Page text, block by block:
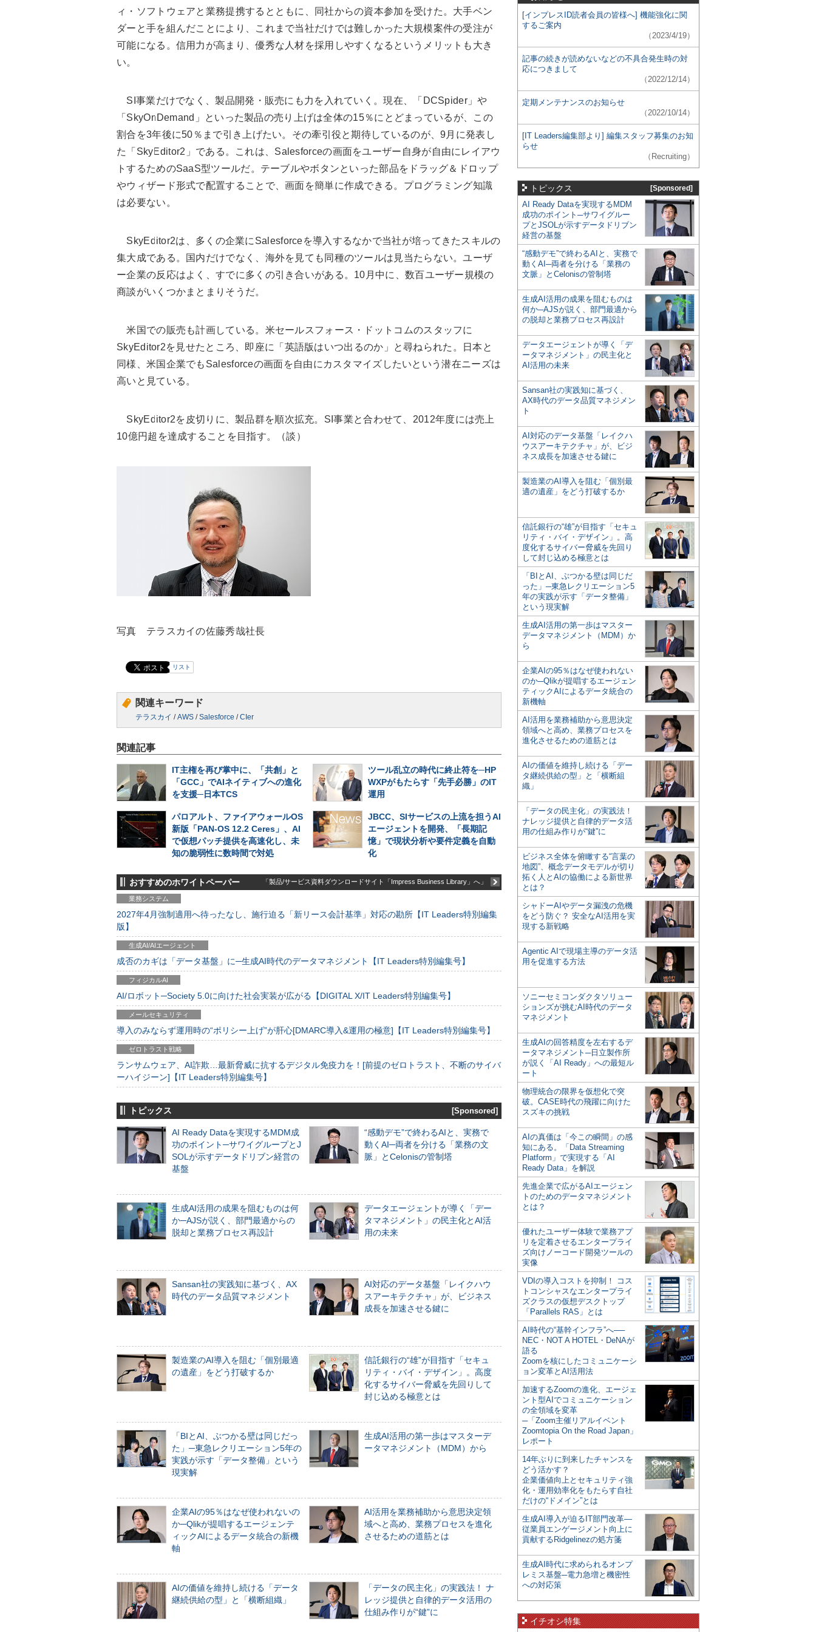
ィ・ソフトウェアと業務提携するとともに、同社からの資本参加を受けた。大手ベン
ダーと手を組んだことにより、これまで当社だけでは難しかった大規模案件の受注が
可能になる。信用力が高まり、優秀な人材を採用しやすくなるというメリットも大き
い。
SI事業だけでなく、製品開発・販売にも力を入れていく。現在、「DCSpider」や
「SkyOnDemand」といった製品の売り上げは全体の15％にとどまっているが、この
割合を3年後に50％まで引き上げたい。その牽引役と期待しているのが、9月に発表し
た「SkyEditor2」である。これは、Salesforceの画面をユーザー自身が自由にレイアウ
トするためのSaaS型ツールだ。テーブルやボタンといった部品をドラッグ＆ドロップ
やウィザード形式で配置することで、画面を簡単に作成できる。プログラミング知識
は必要ない。
SkyEditor2は、多くの企業にSalesforceを導入するなかで当社が培ってきたスキルの
集大成である。国内だけでなく、海外を見ても同種のツールは見当たらない。ユーザ
ー企業の反応はよく、すでに多くの引き合いがある。10月中に、数百ユーザー規模の
商談がいくつかまとまりそうだ。
米国での販売も計画している。米セールスフォース・ドットコムのスタッフに
SkyEditor2を見せたところ、即座に「英語版はいつ出るのか」と尋ねられた。日本と
同様、米国企業でもSalesforceの画面を自由にカスタマイズしたいという潜在ニーズは
高いと見ている。
SkyEditor2を皮切りに、製品群を順次拡充。SI事業と合わせて、2012年度には売上
10億円超を達成することを目指す。（談）
写真 テラスカイの佐藤秀哉社長
リスト
関連キーワード
テラスカイ /AWS /Salesforce /CIer
関連記事
IT主権を再び掌中に、「共創」と
「GCC」でAIネイティブへの進化
を支援─日本TCS
ツール乱立の時代に終止符を─HP
WXPがもたらす「先手必勝」のIT
運用
パロアルト、ファイアウォールOS
新版「PAN-OS 12.2 Ceres」、AI
で仮想パッチ提供を高速化し、未
知の脆弱性に数時間で対処
JBCC、SIサービスの上流を担うAI
エージェントを開発、「長期記
憶」で現状分析や要件定義を自動
化
おすすめのホワイトペーパー 「製品/サービス資料ダウンロードサイト「Impress Business Library」へ」
業務システム
2027年4月強制適用へ待ったなし、施行迫る「新リース会計基準」対応の勘所【IT Leaders特別編集
版】
生成AI/AIエージェント
成否のカギは「データ基盤」に─生成AI時代のデータマネジメント【IT Leaders特別編集号】
フィジカルAI
AI/ロボット─Society 5.0に向けた社会実装が広がる【DIGITAL X/IT Leaders特別編集号】
メールセキュリティ
導入のみならず運用時の“ポリシー上げ”が肝心[DMARC導入&運用の極意]【IT Leaders特別編集号】
ゼロトラスト戦略
ランサムウェア、AI詐欺…最新脅威に抗するデジタル免疫力を！[前提のゼロトラスト、不断のサイバ
ーハイジーン]【IT Leaders特別編集号】
トピックス [Sponsored]
AI Ready Dataを実現するMDM成
功のポイント─サワイグループとJ
SOLが示すデータドリブン経営の
基盤
“感動デモ”で終わるAIと、実務で
動くAI─両者を分ける「業務の文
脈」とCelonisの管制塔
生成AI活用の成果を阻むものは何
か─AJSが説く、部門最適からの
脱却と業務プロセス再設計
データエージェントが導く「デー
タマネジメント」の民主化とAI活
用の未来
Sansan社の実践知に基づく、AX
時代のデータ品質マネジメント
AI対応のデータ基盤「レイクハウ
スアーキテクチャ」が、ビジネス
成長を加速させる鍵に
製造業のAI導入を阻む「個別最適
の遺産」をどう打破するか
信託銀行の“雄”が目指す「セキュ
リティ・バイ・デザイン」。高度
化するサイバー脅威を先回りして
封じ込める極意とは
「BIとAI、ぶつかる壁は同じだっ
た」─東急レクリエーション5年の
実践が示す「データ整備」という
現実解
生成AI活用の第一歩はマスターデ
ータマネジメント（MDM）から
企業AIの95％はなぜ使われないの
か─Qlikが提唱するエージェンテ
ィックAIによるデータ統合の新機
軸
AI活用を業務補助から意思決定領
域へと高め、業務プロセスを進化
させるための道筋とは
AIの価値を維持し続ける「データ
継続供給の型」と「横断組織」
「データの民主化」の実践法！ ナ
レッジ提供と自律的データ活用の
仕組み作りが“鍵”に
[インプレスID読者会員の皆様へ] 機能強化に関
するご案内
（2023/4/19）
記事の続きが読めないなどの不具合発生時の対
応につきまして
（2022/12/14）
定期メンテナンスのお知らせ
（2022/10/14）
[IT Leaders編集部より] 編集スタッフ募集のお知
らせ
（Recruiting）
トピックス [Sponsored]
AI Ready Dataを実現するMDM
成功のポイント─サワイグルー
プとJSOLが示すデータドリブン
経営の基盤
“感動デモ”で終わるAIと、実務で
動くAI─両者を分ける「業務の
文脈」とCelonisの管制塔
生成AI活用の成果を阻むものは
何か─AJSが説く、部門最適から
の脱却と業務プロセス再設計
データエージェントが導く「デ
ータマネジメント」の民主化と
AI活用の未来
Sansan社の実践知に基づく、
AX時代のデータ品質マネジメン
ト
AI対応のデータ基盤「レイクハ
ウスアーキテクチャ」が、ビジ
ネス成長を加速させる鍵に
製造業のAI導入を阻む「個別最
適の遺産」をどう打破するか
信託銀行の“雄”が目指す「セキュ
リティ・バイ・デザイン」。高
度化するサイバー脅威を先回り
して封じ込める極意とは
「BIとAI、ぶつかる壁は同じだ
った」─東急レクリエーション5
年の実践が示す「データ整備」
という現実解
生成AI活用の第一歩はマスター
データマネジメント（MDM）か
ら
企業AIの95％はなぜ使われない
のか─Qlikが提唱するエージェン
ティックAIによるデータ統合の
新機軸
AI活用を業務補助から意思決定
領域へと高め、業務プロセスを
進化させるための道筋とは
AIの価値を維持し続ける「デー
タ継続供給の型」と「横断組
織」
「データの民主化」の実践法！
ナレッジ提供と自律的データ活
用の仕組み作りが“鍵”に
ビジネス全体を俯瞰する“言葉の
地図”、概念データモデルが切り
拓く人とAIの協働による新世界
とは？
シャドーAIやデータ漏洩の危機
をどう防ぐ？ 安全なAI活用を実
現する新戦略
Agentic AIで現場主導のデータ活
用を促進する方法
ソニーセミコンダクタソリュー
ションズが挑むAI時代のデータ
マネジメント
生成AIの回答精度を左右するデ
ータマネジメント─日立製作所
が説く「AI Ready」への最短ル
ート
物理統合の限界を仮想化で突
破。CASE時代の飛躍に向けた
スズキの挑戦
AIの真価は「今この瞬間」の感
知にある。「Data Streaming
Platform」で実現する「AI
Ready Data」を解説
先進企業で広がるAIエージェン
トのためのデータマネジメント
とは？
優れたユーザー体験で業務アプ
リを定着させるエンタープライ
ズ向けノーコード開発ツールの
実像
VDIの導入コストを抑制！ コス
トコンシャスなエンタープライ
ズクラスの仮想デスクトップ
「Parallels RAS」とは
AI時代の“基幹インフラ”へ──
NEC・NOT A HOTEL・DeNAが
語る
Zoomを核にしたコミュニケーシ
ョン変革とAI活用法
加速するZoomの進化、エージェ
ント型AIでコミュニケーション
の全領域を変革
─「Zoom主催リアルイベント
Zoomtopia On the Road Japan」
レポート
14年ぶりに到来したチャンスを
どう活かす？
企業価値向上とセキュリティ強
化・運用効率化をもたらす自社
だけの“ドメイン”とは
生成AI導入が迫るIT部門改革―
従業員エンゲージメント向上に
貢献するRidgelinezの処方箋
生成AI時代に求められるオンプ
レミス基盤─電力急増と機密性
への対応策
イチオシ特集